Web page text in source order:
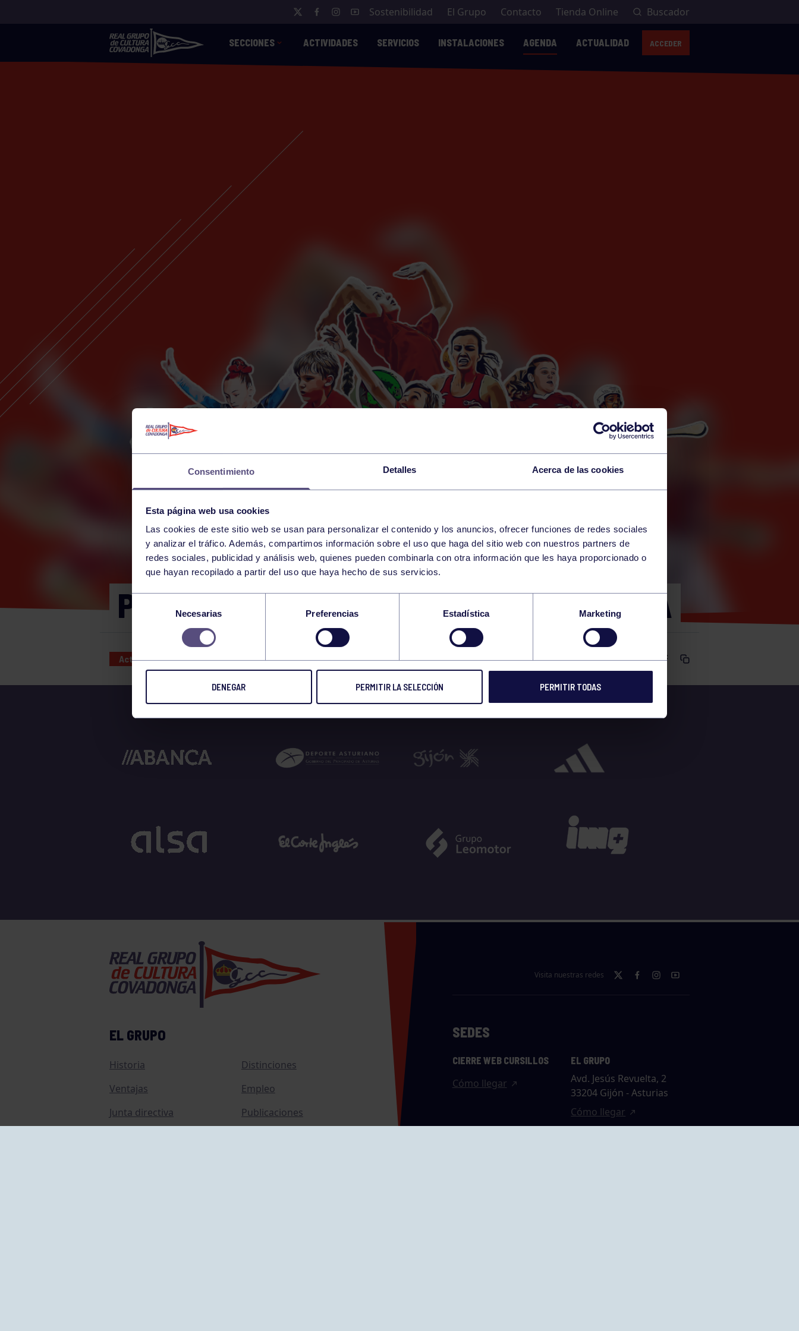
Consentimiento Detalles Acerca de las cookies
Esta página web usa cookies
Las cookies de este sitio web se usan para personalizar el contenido y los anuncios, ofrecer funciones de redes sociales
y analizar el tráfico. Además, compartimos información sobre el uso que haga del sitio web con nuestros partners de
redes sociales, publicidad y análisis web, quienes pueden combinarla con otra información que les haya proporcionado o
que hayan recopilado a partir del uso que haya hecho de sus servicios.
consentimiento
Necesarias Preferencias Estadística Marketing
DENEGAR PERMITIR LA SELECCIÓN PERMITIR TODAS
Sostenibilidad El Grupo Contacto Tienda Online Buscador
SECCIONES ACTIVIDADES SERVICIOS INSTALACIONES AGENDA ACTUALIDAD ACCEDER
22 MONDAY
JUNE
PILATES REFORMER 9:30. GRUPO BEGOÑA
Actividades deportivas 22 JUN 2026 Comparte
EL GRUPO
Historia
Distinciones
Ventajas
Empleo
Junta directiva
Publicaciones
Visita nuestras redes
SEDES
CIERRE WEB CURSILLOS
Cómo llegar
EL GRUPO
Avd. Jesús Revuelta, 2
33204 Gijón - Asturias
Cómo llegar